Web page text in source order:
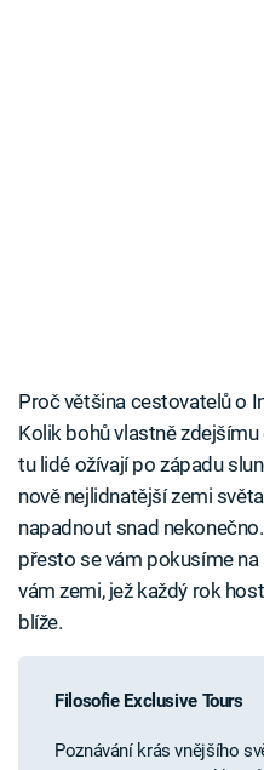
Proč většina cestovatelů o
Kolik bohů vlastně
tu lidé ožívají po západu
nově nejlidnatější zemi
napadnout snad
přesto se vám pokusíme
vám zemi, jež každý rok
blíže.
Filosofie Exclusive Tours
Poznávání krás vnějšího